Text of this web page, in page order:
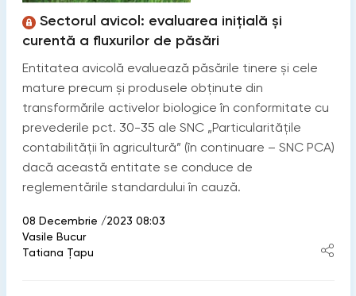
Sectorul avicol: evaluarea inițială și
curentă a fluxurilor de păsări
Entitatea avicolă evaluează păsările tinere și cele
mature precum și produsele obținute din
transformările activelor biologice în conformitate cu
prevederile pct. 30-35 ale SNC „Particularitățile
contabilității în agricultură” (în continuare – SNC PCA)
dacă această entitate se conduce de
reglementările standardului în cauză.
08 Decembrie /2023 08:03
Vasile Bucur
Tatiana Țapu